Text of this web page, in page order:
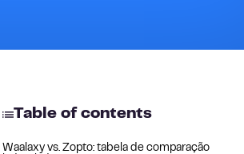
Table of contents
Waalaxy vs. Zopto: tabela de comparação